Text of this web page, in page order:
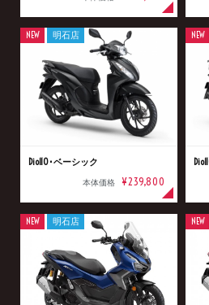
Dio110･ベーシック
本体価格 ¥239,800
NEW 明石店 NEW
NEW 明石店 NEW